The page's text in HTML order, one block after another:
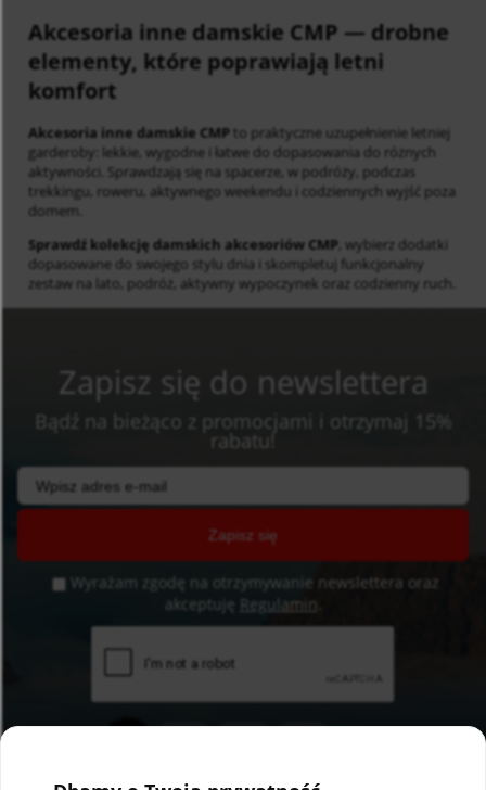
Akcesoria inne damskie CMP — drobne
elementy, które poprawiają letni
komfort
Akcesoria inne damskie CMP to praktyczne uzupełnienie letniej
garderoby: lekkie, wygodne i łatwe do dopasowania do różnych
aktywności. Sprawdzają się na spacerze, w podróży, podczas
trekkingu, roweru, aktywnego weekendu i codziennych wyjść poza
domem.
Sprawdź kolekcję damskich akcesoriów CMP , wybierz dodatki
dopasowane do swojego stylu dnia i skompletuj funkcjonalny
zestaw na lato, podróż, aktywny wypoczynek oraz codzienny ruch.
Zapisz się do newslettera
Bądź na bieżąco z promocjami i otrzymaj 15%
rabatu!
Zapisz się
Wyrażam zgodę na otrzymywanie newslettera oraz
akceptuję Regulamin